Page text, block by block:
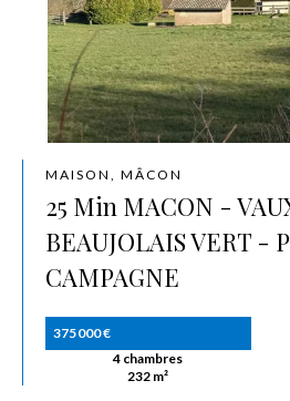
MAISON, MÂCON
25 Min MACON -
BEAUJOLAIS VERT -
CAMPAGNE
375 000 €
4 chambres
232 m²